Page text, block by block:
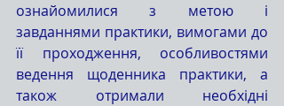
ознайомилися з метою і
завданнями практики, вимогами до
її проходження, особливостями
ведення щоденника практики, а
також отримали необхідні